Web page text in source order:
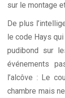
sur le montage
De plus
le code Hays
pudibond sur
événements
l’alcôve : Le
chambre mais